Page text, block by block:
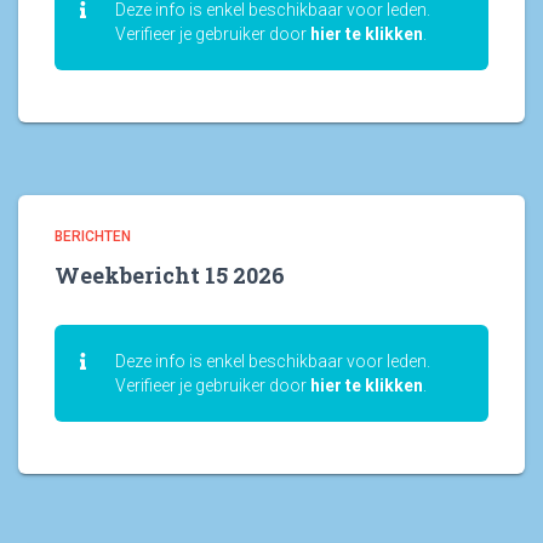
Deze info is enkel beschikbaar voor leden.
Verifieer je gebruiker door hier te klikken
BERICHTEN
Weekbericht 15 2026
Deze info is enkel beschikbaar voor leden.
Verifieer je gebruiker door hier te klikken